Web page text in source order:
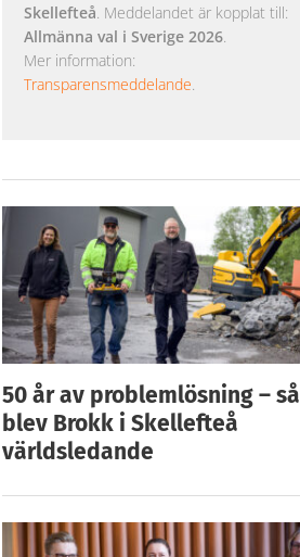
Skellefteå. Meddelandet är kopplat till:
Allmänna val i Sverige 2026.
Mer information:
Transparensmeddelande.
50 år av problemlösning – så
blev Brokk i Skellefteå
världsledande